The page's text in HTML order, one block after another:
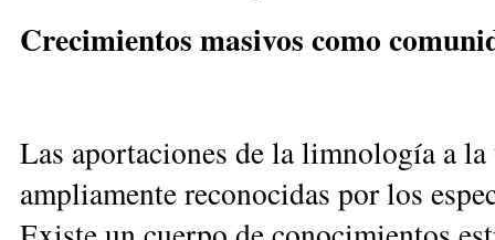
Crecimientos masivos como
Las aportaciones de la limnología a
ampliamente reconocidas por los